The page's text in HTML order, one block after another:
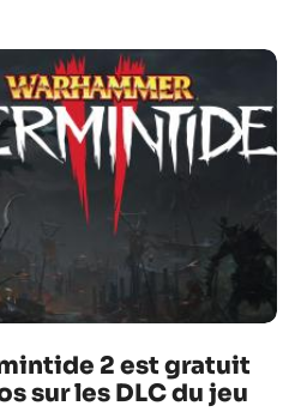
2 est gratuit
sur les DLC du jeu